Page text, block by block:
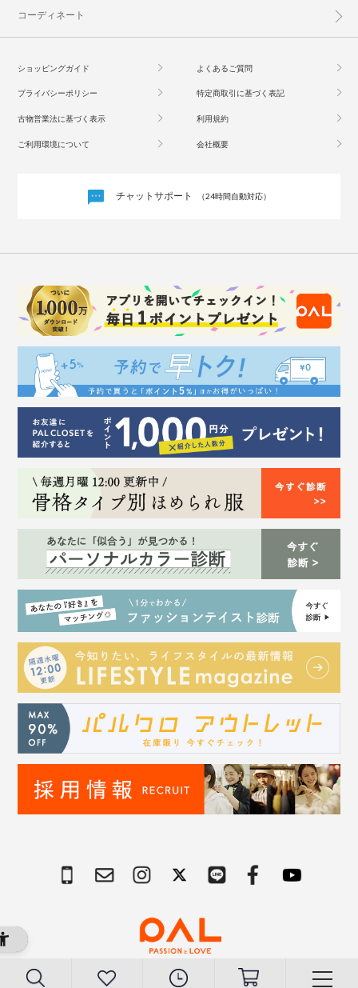
コーディネート
ショッピングガイド よくあるご質問
プライバシーポリシー 特定商取引に基づく表記
古物営業法に基づく表示 利用規約
ご利用環境について 会社概要
チャットサポート （24時間自動対応）
Copyright © PAL Co.,ltd. All Rights Reserved.